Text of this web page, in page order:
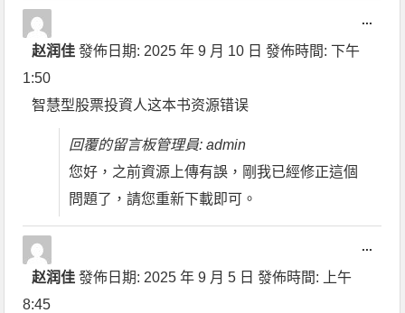
赵润佳發佈日期: 2025 年 9 月 10 日 發佈時間: 下午
1:50
智慧型股票投資人这本书资源错误
回覆的留言板管理員: admin
您好，之前資源上傳有誤，剛我已經修正這個
問題了，請您重新下載即可。
...
赵润佳發佈日期: 2025 年 9 月 5 日 發佈時間:
上午
8:45
...